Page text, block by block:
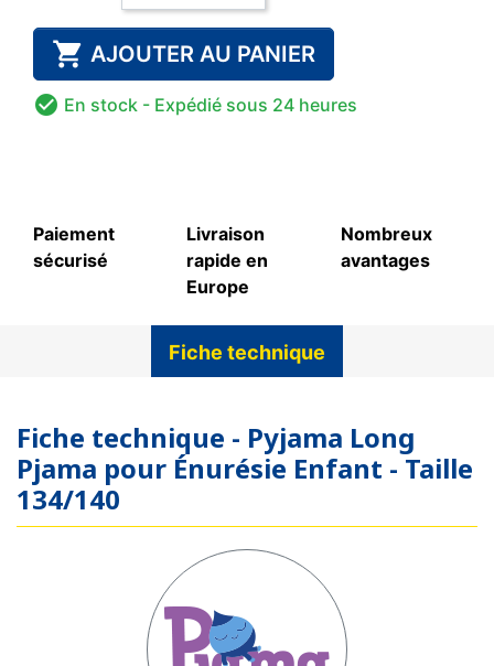
 AJOUTER AU PANIER
 En stock - Expédié sous 24 heures
Paiement
sécurisé
Livraison
rapide en
Europe
Nombreux
avantages
Fiche technique
Fiche technique - Pyjama Long
Pjama pour Énurésie Enfant - Taille
134/140